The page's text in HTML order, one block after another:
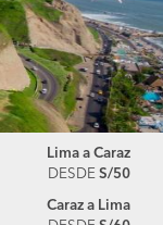
Lima a Caraz
DESDE S/50
Caraz a Lima